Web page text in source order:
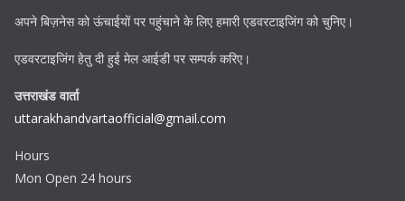
अपने बिज़नेस को ऊंचाईयों पर पहुंचाने के लिए हमारी एडवरटाइजिंग को चुनिए।
एडवरटाइजिंग हेतु दी हुई मेल आईडी पर सम्पर्क करिए।
उत्तराखंड वार्ता
uttarakhandvartaofficial@gmail.com
Hours
Mon Open 24 hours